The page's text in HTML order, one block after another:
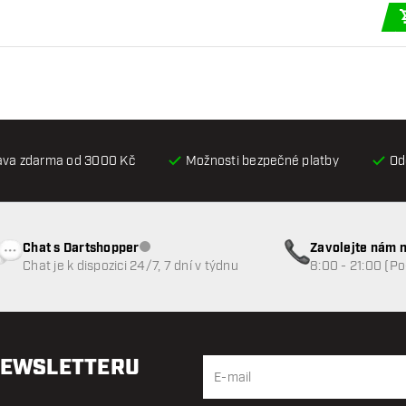
zdarma od 3000 Kč Možnosti bezpečné platby
Chat s DartshopperZákaznický servis nedostupný
Chat je k dispozici 24/7, 7 dní v týdnu
Zavolejte nám
8:00 - 21:00